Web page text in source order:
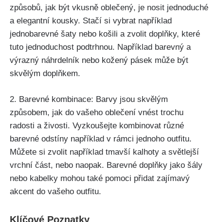
způsobů, jak být ‌vkusně oblečený, je ‌nosit jednoduché
a elegantní kousky. Stačí si​ vybrat například
jednobarevné šaty nebo košili a zvolit doplňky, ⁢které
tuto jednoduchost ⁤podtrhnou. Například barevný‍ a
výrazný náhrdelník nebo kožený ⁢pásek může být
skvělým doplňkem.
2. Barevné kombinace: Barvy⁣ jsou skvělým
způsobem, jak do ⁢vašeho oblečení vnést trochu
⁢radosti a živosti. Vyzkoušejte⁤ kombinovat různé
⁤barevné ⁢odstíny například v rámci jednoho outfitu.
Můžete si ⁢zvolit například tmavší ‌kalhoty a ‌světlejší
⁣vrchní část, nebo‍ naopak.‌ Barevné doplňky ​jako ‌šály
nebo⁤ kabelky mohou také pomoci‌ přidat ‍zajímavý
akcent ⁣do vašeho outfitu.
Klíčové ⁢Poznatky